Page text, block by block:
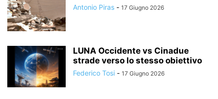
Antonio Piras - 17 Giugno 2026
LUNA Occidente vs Cinadue
strade verso lo stesso obiettivo
Federico Tosi - 17 Giugno 2026